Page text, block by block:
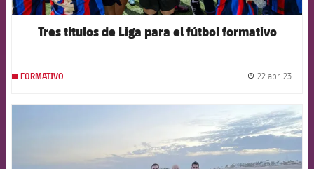
Tres títulos de Liga para el fútbol formativo
FORMATIVO 22 abr. 23